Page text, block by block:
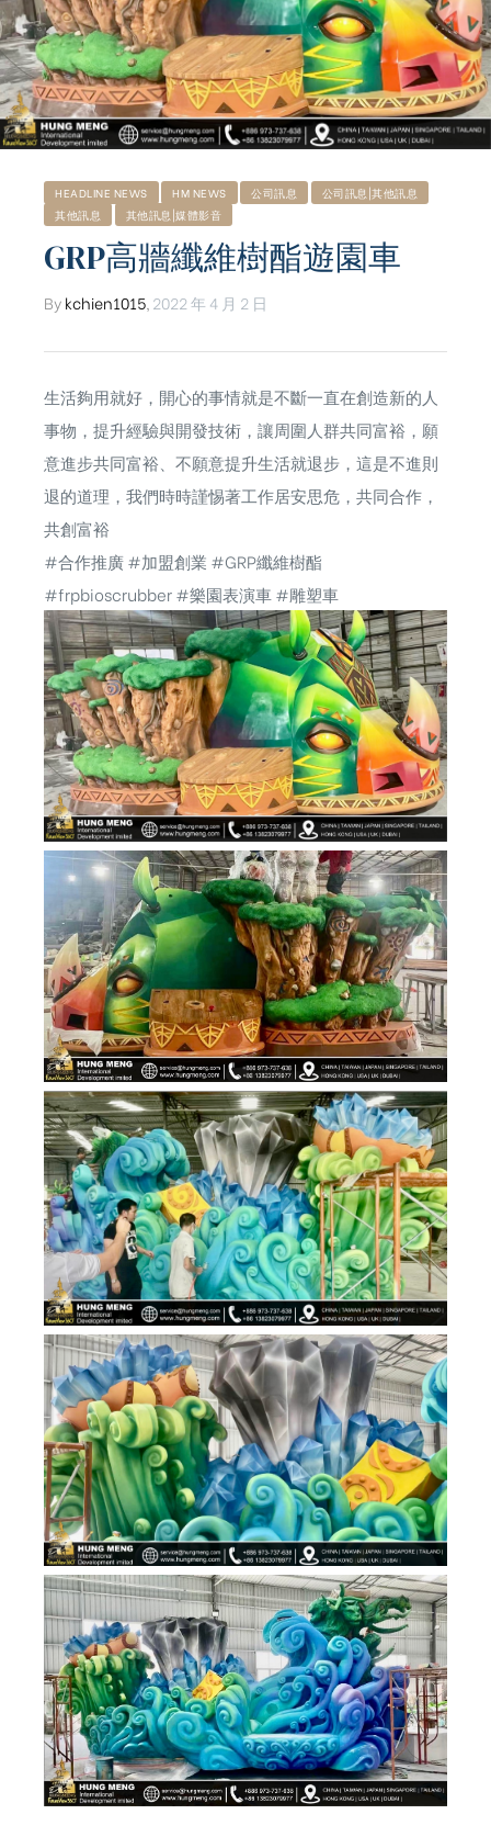
HEADLINE NEWS HM NEWS 公司訊息
公司訊息|其他訊息
其他訊息
其他訊息|媒體影音
GRP高牆纖維樹酯遊園車
Bykchien1015,2022 年 4 月 2 日
生活夠用就好，開心的事情就是不斷一直在創造新的人
事物，提升經驗與開發技術，讓周圍人群共同富裕，願
意進步共同富裕、不願意提升生活就退步，這是不進則
退的道理，我們時時謹惕著工作居安思危，共同合作，
共創富裕
#合作推廣 #加盟創業 #GRP纖維樹酯
#frpbioscrubber #樂園表演車 #雕塑車